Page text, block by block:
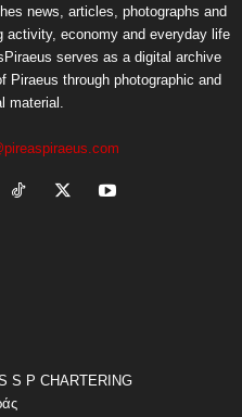
news, articles, photographs and
activity, economy and everyday life
serves as a digital archive
Piraeus through photographic and
material.
S P CHARTERING